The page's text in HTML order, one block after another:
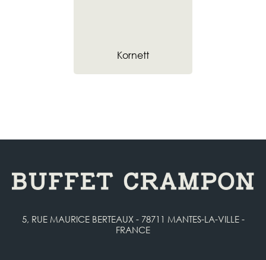
Kornett
5, RUE MAURICE BERTEAUX - 78711 MANTES-LA-VILLE -
FRANCE